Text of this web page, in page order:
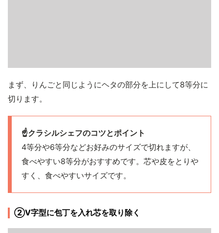
まず、りんごと同じようにヘタの部分を上にして8等分に
切ります。
☝️クラシルシェフのコツとポイント
4等分や6等分などお好みのサイズで切れますが、
食べやすい8等分がおすすめです。芯や皮をとりや
すく、食べやすいサイズです。
②V字型に包丁を入れ芯を取り除く